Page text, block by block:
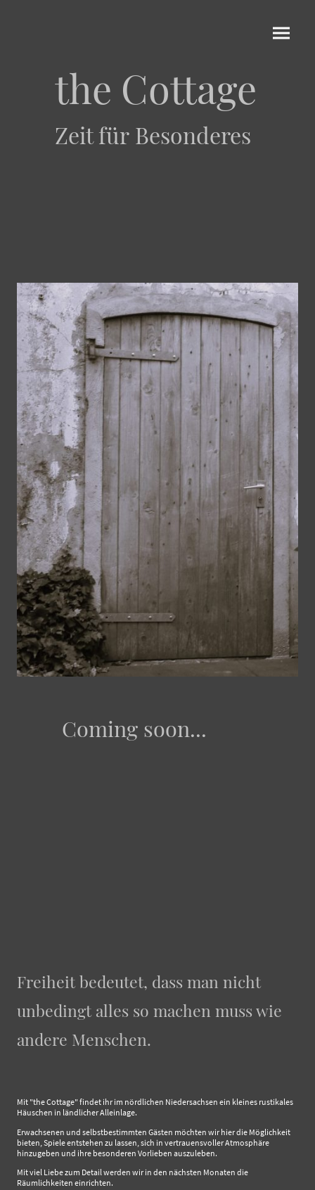
the Cottage
Zeit für Besonderes
Coming soon...
Freiheit bedeutet, dass man nicht
unbedingt alles so machen muss wie
andere Menschen.
Mit "the Cottage" findet ihr im nördlichen Niedersachsen ein kleines rustikales
Häuschen in ländlicher Alleinlage.
Erwachsenen und selbstbestimmten Gästen möchten wir hier die Möglichkeit
bieten, Spiele entstehen zu lassen, sich in vertrauensvoller Atmosphäre
hinzugeben und ihre besonderen Vorlieben auszuleben.
Mit viel Liebe zum Detail werden wir in den nächsten Monaten die
Räumlichkeiten einrichten.